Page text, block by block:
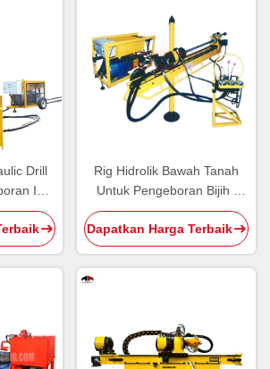
Drill
Inti
Rig Hidrolik Bawah Tanah
Untuk Pengeboran Bijih /
Mineral / Geologi Eksplorasi
Inti
Dapatkan Harga Terbaik